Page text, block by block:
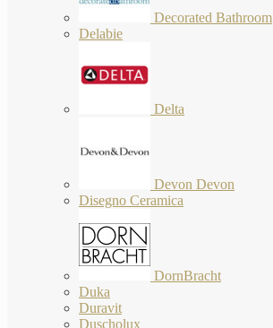
Decorated Bathroom
Delabie
Delta
Devon Devon
Disegno Ceramica
DornBracht
Duka
Duravit
Duscholux